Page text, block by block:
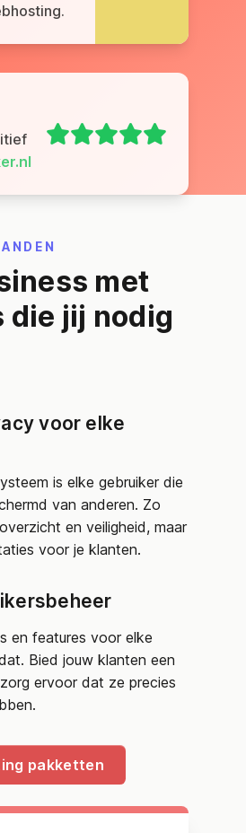
met
die jij nodig
voor elke
is elke gebruiker die
van anderen. Zo
en veiligheid, maar
voor je klanten.
en features voor elke
Bied jouw klanten een
ervoor dat ze precies
pakketten